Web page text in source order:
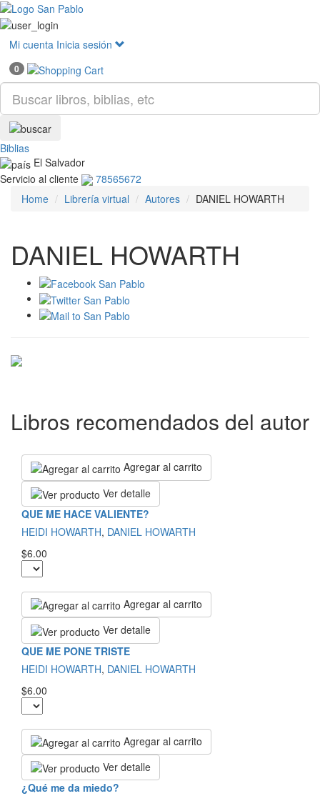
Mi cuenta Inicia sesión
0
Biblias
El Salvador
Servicio al cliente
78565672
Home
Librería virtual Autores DANIEL HOWARTH
DANIEL HOWARTH
Libros recomendados del autor
Agregar al carrito
Ver detalle
QUE ME HACE VALIENTE?
HEIDI HOWARTH, DANIEL HOWARTH
$6.00
Agregar al carrito
Ver detalle
QUE ME PONE TRISTE
HEIDI HOWARTH, DANIEL HOWARTH
$6.00
Agregar al carrito
Ver detalle
¿Qué me da miedo?